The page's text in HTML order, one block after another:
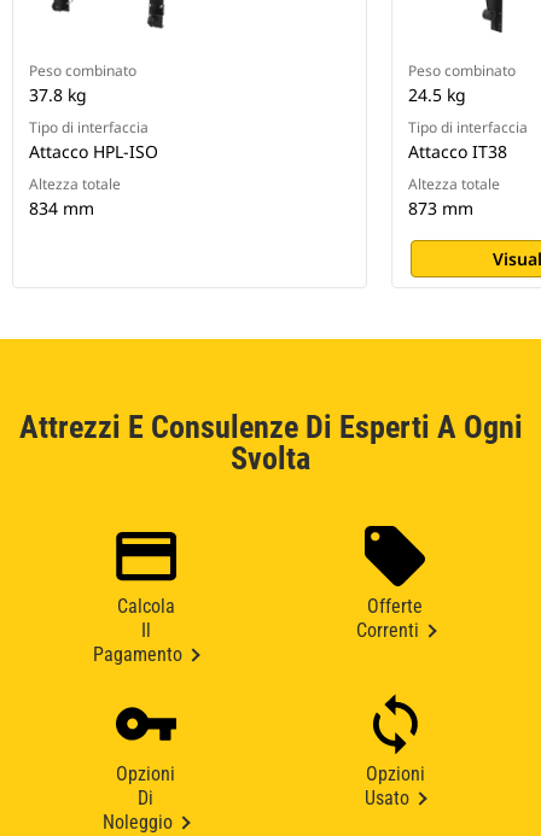
Peso combinato
37.8 kg
Tipo di interfaccia
Attacco HPL-ISO
Altezza totale
834 mm
Peso combinato
24.5 kg
Tipo di interfaccia
Attacco IT38
Altezza totale
873 mm
Attrezzi E Consulenze Di Esperti A Ogni
Svolta
Calcola
Pagamento
Offerte
Correnti
Opzioni
Di
Noleggio
Opzioni
Usato